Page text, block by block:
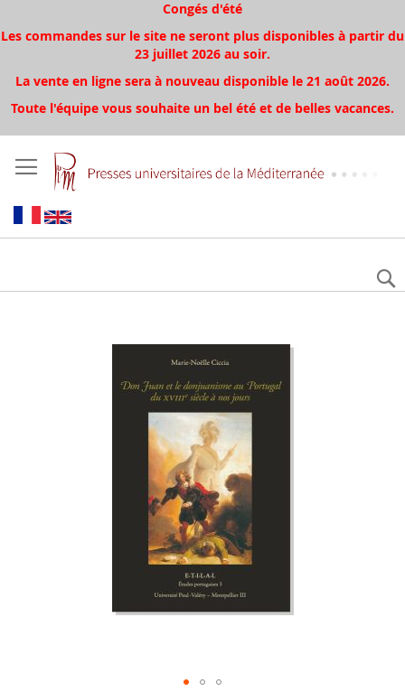
Congés d'été
Les commandes sur le site ne seront plus disponibles à partir du
23 juillet 2026 au soir.
La vente en ligne sera à nouveau disponible le 21 août 2026.
Toute l'équipe vous souhaite un bel été et de belles vacances.